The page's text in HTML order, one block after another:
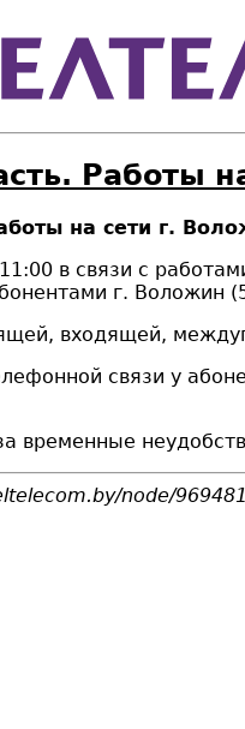
Работы
на сети г.
11:00 в связи с
г. Воложин
входящей,
связи у
временные
node/969481